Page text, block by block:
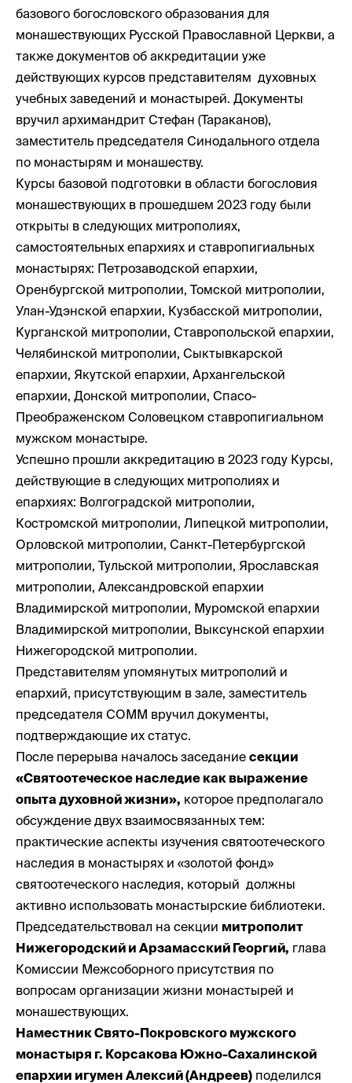
базового богословского образования для
монашествующих Русской Православной Церкви, а
также документов об аккредитации уже
действующих курсов представителям духовных
учебных заведений и монастырей. Документы
вручил архимандрит Стефан (Тараканов),
заместитель председателя Синодального отдела
по монастырям и монашеству.
Курсы базовой подготовки в области богословия
монашествующих в прошедшем 2023 году были
открыты в следующих митрополиях,
самостоятельных епархиях и ставропигиальных
монастырях: Петрозаводской епархии,
Оренбургской митрополии, Томской митрополии,
Улан-Удэнской епархии, Кузбасской митрополии,
Курганской митрополии, Ставропольской епархии,
Челябинской митрополии, Сыктывкарской
епархии, Якутской епархии, Архангельской
епархии, Донской митрополии, Спасо-
Преображенском Соловецком ставропигиальном
мужском монастыре.
Успешно прошли аккредитацию в 2023 году Курсы,
действующие в следующих митрополиях и
епархиях: Волгоградской митрополии,
Костромской митрополии, Липецкой митрополии,
Орловской митрополии, Санкт-Петербургской
митрополии, Тульской митрополии, Ярославская
митрополии, Александровской епархии
Владимирской митрополии, Муромской епархии
Владимирской митрополии, Выксунской епархии
Нижегородской митрополии.
Представителям упомянутых митрополий и
епархий, присутствующим в зале, заместитель
председателя СОММ вручил документы,
подтверждающие их статус.
После перерыва началось заседание секции
«Святоотеческое наследие как выражение
опыта духовной жизни», которое предполагало
обсуждение двух взаимосвязанных тем:
практические аспекты изучения святоотеческого
наследия в монастырях и «золотой фонд»
святоотеческого наследия, который должны
активно использовать монастырские библиотеки.
Председательствовал на секции митрополит
Нижегородский и Арзамасский Георгий, глава
Комиссии Межсоборного присутствия по
вопросам организации жизни монастырей и
монашествующих.
Наместник Свято-Покровского мужского
монастыря г. Корсакова Южно-Сахалинской
епархии игумен Алексий (Андреев) поделился